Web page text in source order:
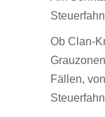
Ob Clan-
Fällen,